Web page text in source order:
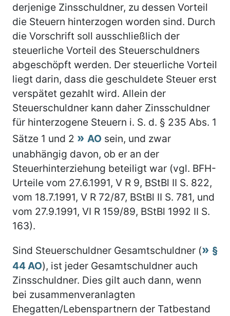
derjenige Zinsschuldner, zu dessen Vorteil
die Steuern hinterzogen worden sind. Durch
die Vorschrift soll ausschließlich der
steuerliche Vorteil des Steuerschuldners
abgeschöpft werden. Der steuerliche Vorteil
liegt darin, dass die geschuldete Steuer erst
verspätet gezahlt wird. Allein der
Steuerschuldner kann daher Zinsschuldner
für hinterzogene Steuern i. S. d. § 235 Abs. 1
Sätze 1 und 2
AO sein, und zwar
unabhängig davon, ob er an der
Steuerhinterziehung beteiligt war (vgl. BFH-
Urteile vom 27.6.1991, V R 9, BStBl II S. 822,
vom 18.7.1991, V R 72/87, BStBl II S. 781, und
vom 27.9.1991, VI R 159/89, BStBl 1992 II S.
163).
Sind Steuerschuldner Gesamtschuldner (
§
44 AO), ist jeder Gesamtschuldner auch
Zinsschuldner. Dies gilt auch dann, wenn
bei zusammenveranlagten
Ehegatten/Lebenspartnern der Tatbestand